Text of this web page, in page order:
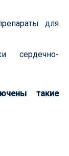
для
сердечно-
такие